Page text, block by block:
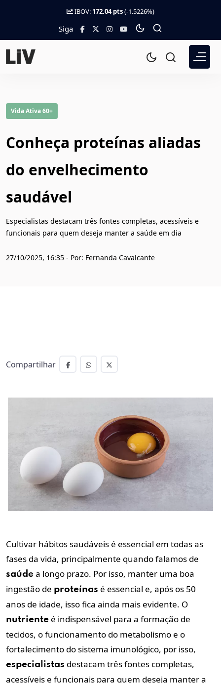
IBOV: 172.04 pts(-1.5226%)
Siga
Vida Ativa 60+
Conheça proteínas aliadas
do envelhecimento
saudável
Especialistas destacam três fontes completas, acessíveis e
funcionais para quem deseja manter a saúde em dia
27/10/2025, 16:35 - Por: Fernanda Cavalcante
Compartilhar
Cultivar hábitos saudáveis é essencial em todas as
fases da vida, principalmente quando falamos de
saúde a longo prazo. Por isso, manter uma boa
ingestão de proteínas é essencial e, após os 50
anos de idade, isso fica ainda mais evidente. O
nutriente é indispensável para a formação de
tecidos, o funcionamento do metabolismo e o
fortalecimento do sistema imunológico, por isso,
especialistas destacam três fontes completas,
acessíveis e funcionais para quem deseja manter a